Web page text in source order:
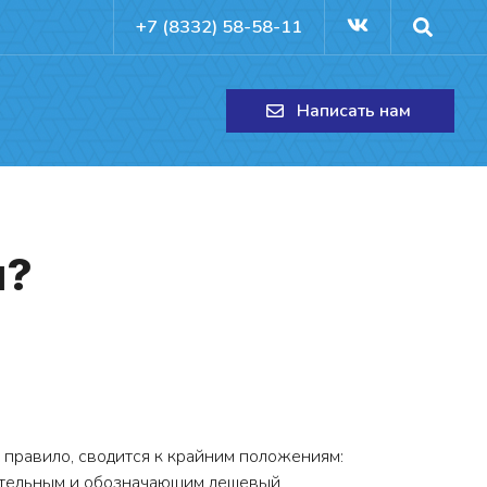
+7 (8332) 58-58-11
Написать нам
сводится к крайним положениям: